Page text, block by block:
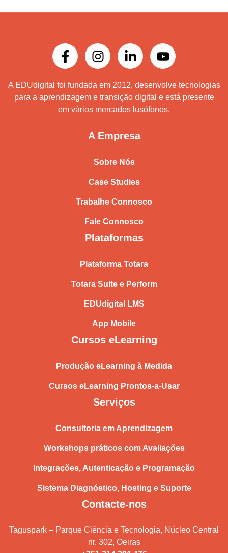
A EDUdigital foi fundada em 2012, desenvolve tecnologias
para a aprendizagem e transição digital e está presente
em vários mercados lusófonos.
A Empresa
Sobre Nós
Case Studies
Trabalhe Connosco
Fale Connosco
Plataformas
Plataforma Totara
Totara Suite e Perform
EDUdigital LMS
App Mobile
Cursos eLearning
Produção eLearning à Medida
Cursos eLearning Prontos-a-Usar
Serviços
Consultoria em Aprendizagem
Workshops práticos com Avaliações
Integrações, Autenticação e Programação
Sistema Diagnóstico, Hosting e Suporte
Contacte-nos
Taguspark – Parque Ciência e Tecnologia, Núcleo Central
nr. 302, Oeiras